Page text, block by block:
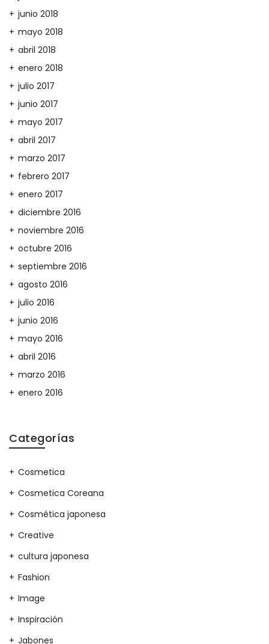
junio 2018
mayo 2018
abril 2018
enero 2018
julio 2017
junio 2017
mayo 2017
abril 2017
marzo 2017
febrero 2017
enero 2017
diciembre 2016
noviembre 2016
octubre 2016
septiembre 2016
agosto 2016
julio 2016
junio 2016
mayo 2016
abril 2016
marzo 2016
enero 2016
Categorías
Cosmetica
Cosmetica Coreana
Cosmética japonesa
Creative
cultura japonesa
Fashion
Image
Inspiración
Jabones